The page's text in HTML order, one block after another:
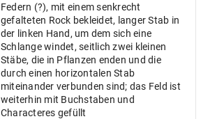
Federn (?), mit einem senkrecht
gefalteten Rock bekleidet, langer Stab in
der linken Hand, um dem sich eine
Schlange windet, seitlich zwei kleinen
Stäbe, die in Pflanzen enden und die
durch einen horizontalen Stab
miteinander verbunden sind; das Feld ist
weiterhin mit Buchstaben und
Characteres gefüllt